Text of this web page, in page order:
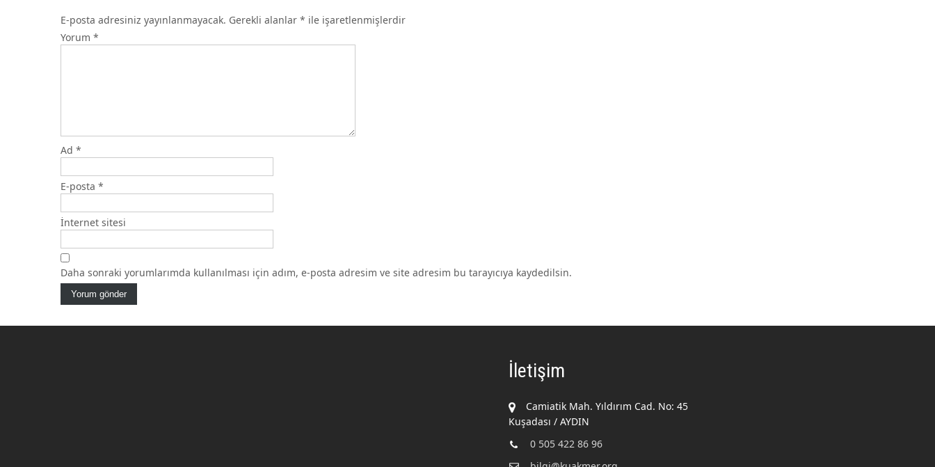
E-posta adresiniz yayınlanmayacak. Gerekli alanlar * ile işaretlenmişlerdir
Yorum *
Ad *
E-posta *
İnternet sitesi
Daha sonraki yorumlarımda kullanılması için adım, e-posta adresim ve site adresim bu tarayıcıya kaydedilsin.
İletişim
Camiatik Mah. Yıldırım Cad. No: 45
Kuşadası / AYDIN
0 505 422 86 96